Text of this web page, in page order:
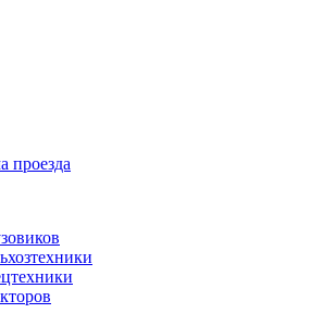
проезда